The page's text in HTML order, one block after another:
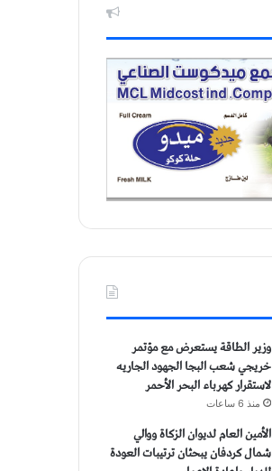
وزير الطاقة يستعرض مع مؤتمر
خريجي شعب البجا الجهود الجاريه
لاستقرار كهرباء البحر الأحمر
منذ 6 ساعات
الأمين العام لديوان الزكاة ووالي
شمال كردفان يبحثان ترتيبات العودة